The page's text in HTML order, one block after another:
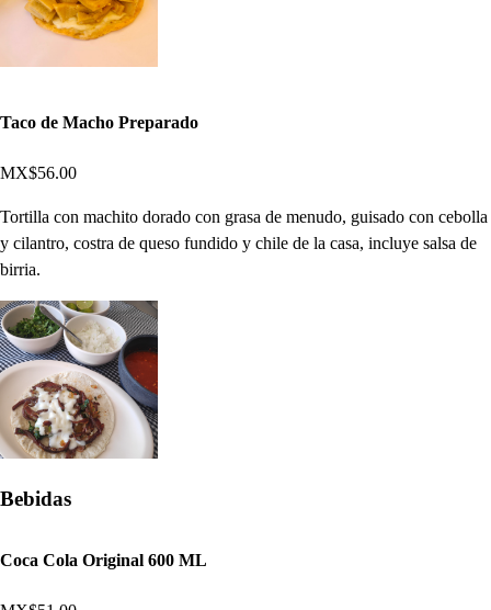
Taco de Macho Preparado
MX$56.00
Tortilla con machito dorado con grasa de menudo, guisado con cebolla
y cilantro, costra de queso fundido y chile de la casa, incluye salsa de
birria.
Bebidas
Coca Cola Original 600 ML